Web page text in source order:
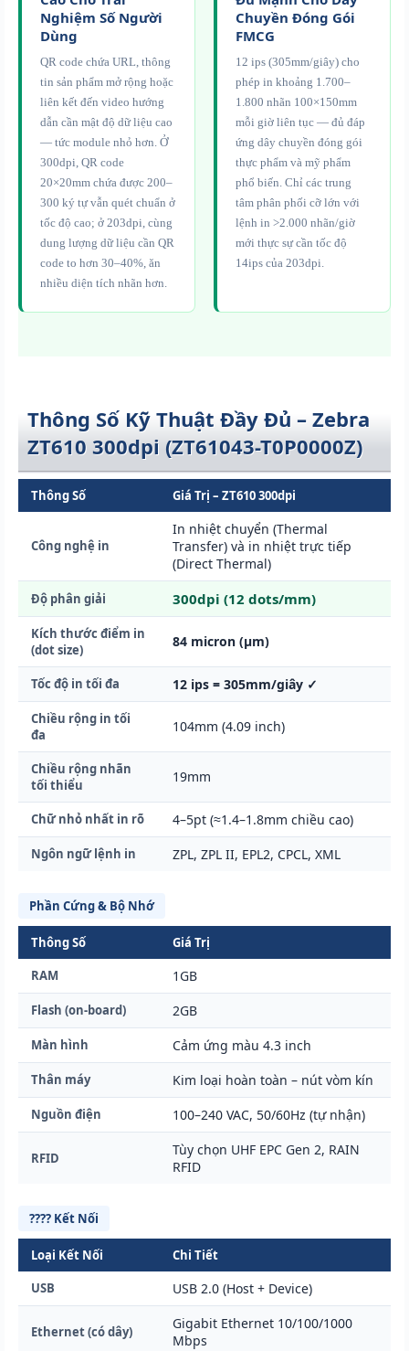
Nghiệm Số Người
Dùng
QR code chứa URL, thông
tin sản phẩm mở rộng hoặc
liên kết đến video hướng
dẫn cần mật độ dữ liệu cao
— tức module nhỏ hơn. Ở
300dpi, QR code
20×20mm chứa được 200–
300 ký tự vẫn quét chuẩn ở
tốc độ cao; ở 203dpi, cùng
dung lượng dữ liệu cần QR
code to hơn 30–40%, ăn
nhiều diện tích nhãn hơn.
Chuyền Đóng Gói
FMCG
12 ips (305mm/giây) cho
phép in khoảng 1.700–
1.800 nhãn 100×150mm
mỗi giờ liên tục — đủ đáp
ứng dây chuyền đóng gói
thực phẩm và mỹ phẩm
phổ biến. Chỉ các trung
tâm phân phối cỡ lớn với
lệnh in >2.000 nhãn/giờ
mới thực sự cần tốc độ
14ips của 203dpi.
Thông Số Kỹ Thuật Đầy Đủ – Zebra
ZT610 300dpi (ZT61043-T0P0000Z)
Thông Số Giá Trị – ZT610 300dpi
Công nghệ in
In nhiệt chuyển (Thermal
Transfer) và in nhiệt trực tiếp
(Direct Thermal)
Độ phân giải 300dpi (12 dots/mm)
Kích thước điểm in
(dot size)
84 micron (μm)
Tốc độ in tối đa 12 ips = 305mm/giây ✓
Chiều rộng in tối
đa
104mm (4.09 inch)
Chiều rộng nhãn
tối thiểu
19mm
Chữ nhỏ nhất in rõ 4–5pt (≈1.4–1.8mm chiều cao)
Ngôn ngữ lệnh in ZPL, ZPL II, EPL2, CPCL, XML
Phần Cứng & Bộ Nhớ
Thông Số
Giá Trị
RAM
1GB
Flash (on-board) 2GB
Màn hình Cảm ứng màu 4.3 inch
Thân máy Kim loại hoàn toàn – nút vòm kín
Nguồn điện 100–240 VAC, 50/60Hz (tự nhận)
RFID
Tùy chọn UHF EPC Gen 2, RAIN
RFID
???? Kết Nối
Loại Kết Nối
Chi Tiết
USB
USB 2.0 (Host + Device)
Ethernet (có dây)
Gigabit Ethernet 10/100/1000
Mbps